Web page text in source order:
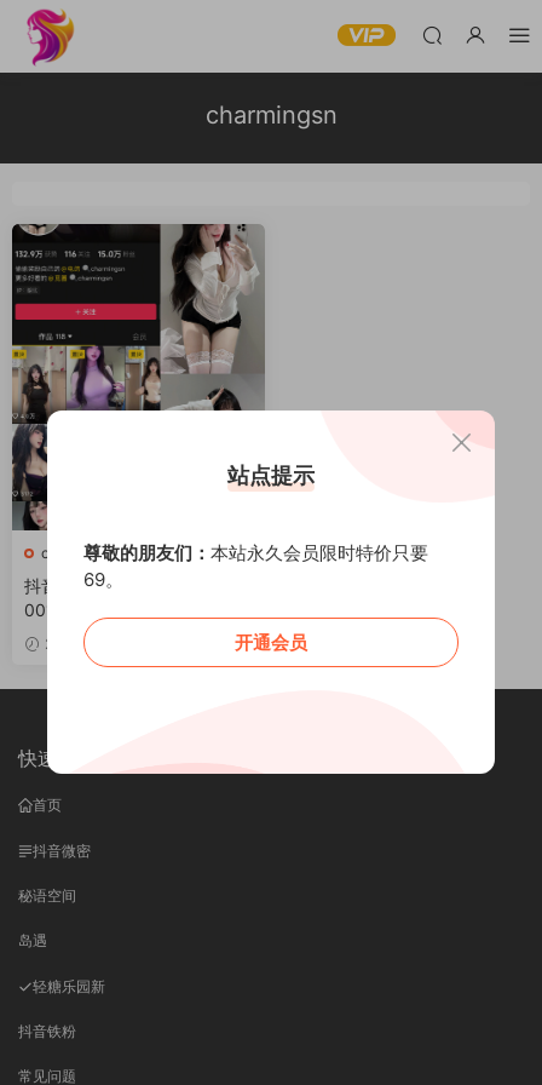
charmingsn
charmingsn
抖音 charmingsn 微密圈 NO.
001期 【12P4V】最新至：20
25.4.14
2025-04-11 VIP
快速导航
首页
抖音微密
秘语空间
岛遇
轻糖乐园新
抖音铁粉
常见问题
站点提示
尊敬的朋友们： 本站永久会员限时特价只要
69。
开通会员